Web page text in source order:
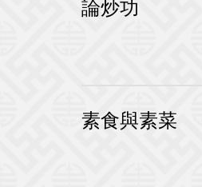
論炒功
素食與素菜